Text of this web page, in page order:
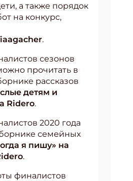
а также порядок
на конкурс,
.
сезонов
прочитать в
рассказов
детям и
Ridero.
2020 года
семейных
я пишу» на
.
финалистов